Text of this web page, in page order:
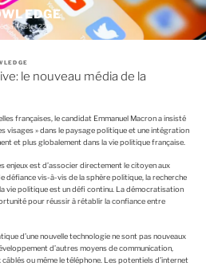
(Master 226)
le nouveau média de la
françaises, le candidat Emmanuel Macron a insisté
visages » dans le paysage politique et une intégration
et plus globalement dans la vie politique française.
enjeux est d’associer directement le citoyen aux
défiance vis-à-vis de la sphère politique, la recherche
vie politique est un défi continu. La démocratisation
pour réussir à rétablir la confiance entre
d’une nouvelle technologie ne sont pas nouveaux
d’autres moyens de communication,
ou même le téléphone. Les potentiels d’internet